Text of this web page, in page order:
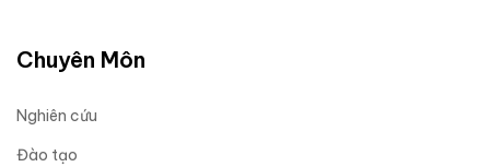
Chuyên Môn
Nghiên cứu
Đào tạo